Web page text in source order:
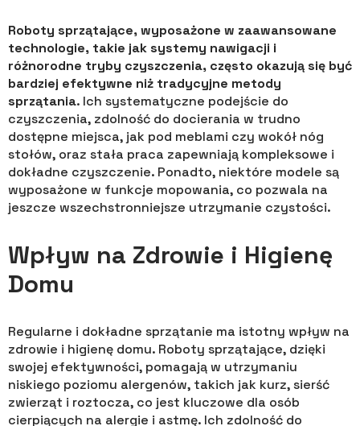
Roboty sprzątające, wyposażone w zaawansowane
technologie, takie jak systemy nawigacji i
różnorodne tryby czyszczenia, często okazują się być
bardziej efektywne niż tradycyjne metody
sprzątania. Ich systematyczne podejście do
czyszczenia, zdolność do docierania w trudno
dostępne miejsca, jak pod meblami czy wokół nóg
stołów, oraz stała praca zapewniają kompleksowe i
dokładne czyszczenie. Ponadto, niektóre modele są
wyposażone w funkcje mopowania, co pozwala na
jeszcze wszechstronniejsze utrzymanie czystości.
Wpływ na Zdrowie i Higienę
Domu
Regularne i dokładne sprzątanie ma istotny wpływ na
zdrowie i higienę domu. Roboty sprzątające, dzięki
swojej efektywności, pomagają w utrzymaniu
niskiego poziomu alergenów, takich jak kurz, sierść
zwierząt i roztocza, co jest kluczowe dla osób
cierpiących na alergie i astmę. Ich zdolność do